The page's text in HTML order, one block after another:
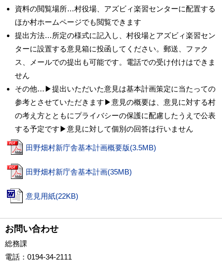
資料の閲覧場所…村役場、アズビィ楽習センターに配置する
ほか村ホームページでも閲覧できます
提出方法…所定の様式に記入し、村役場とアズビィ楽習セン
ターに設置する意見箱に投函してください。郵送、ファク
ス、メールでの提出も可能です。電話での受け付けはできま
せん
その他…▶提出いただいた意見は基本計画策定に当たっての
参考とさせていただきます▶意見の概要は、意見に対する村
の考え方とともにプライバシーの保護に配慮したうえで公表
する予定です▶意見に対して個別の回答は行いません
田野畑村新庁舎基本計画概要版(3.5MB)
田野畑村新庁舎基本計画(35MB)
意見用紙(22KB)
お問い合わせ
総務課
電話 ：0194-34-2111